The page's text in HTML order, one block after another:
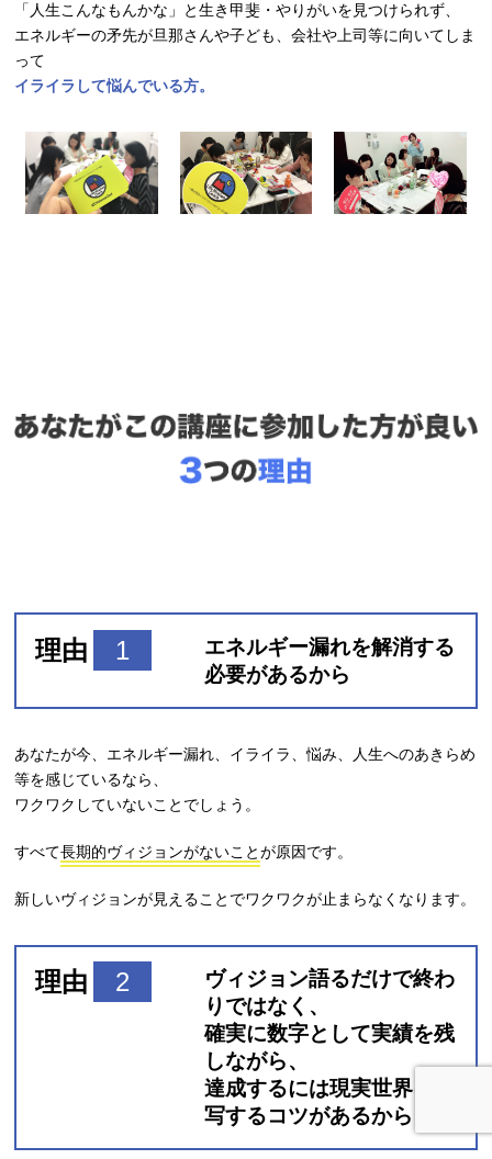
「人生こんなもんかな」と生き甲斐・やりがいを見つけられず、
エネルギーの矛先が旦那さんや子ども、会社や上司等に向いてしま
って
イライラして悩んでいる方。
理由 1
エネルギー漏れを解消する
必要があるから
あなたが今、エネルギー漏れ、イライラ、悩み、人生へのあきらめ
等を感じているなら、
ワクワクしていないことでしょう。
すべて長期的ヴィジョンがないことが原因です。
新しいヴィジョンが見えることでワクワクが止まらなくなります。
理由 2
ヴィジョン語るだけで終わ
りではなく、
確実に数字として実績を残
しながら、
達成するには現実世界に転
写するコツがあるから